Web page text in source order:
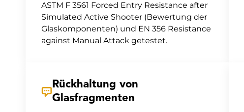
ASTM F 3561 Forced Entry Resistance after
Simulated Active Shooter (Bewertung der
Glaskomponenten) und EN 356 Resistance
against Manual Attack getestet.
Rückhaltung von
Glasfragmenten